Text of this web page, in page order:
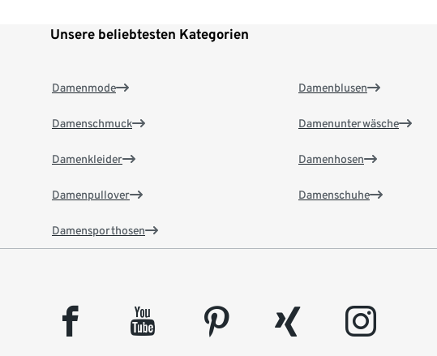
Unsere beliebtesten Kategorien
Damenmode
Damenschmuck
Damenkleider
Damenpullover
Damensporthosen
Damenblusen
Damenunterwäsche
Damenhosen
Damenschuhe
facebook youtube pinterest xing instagram